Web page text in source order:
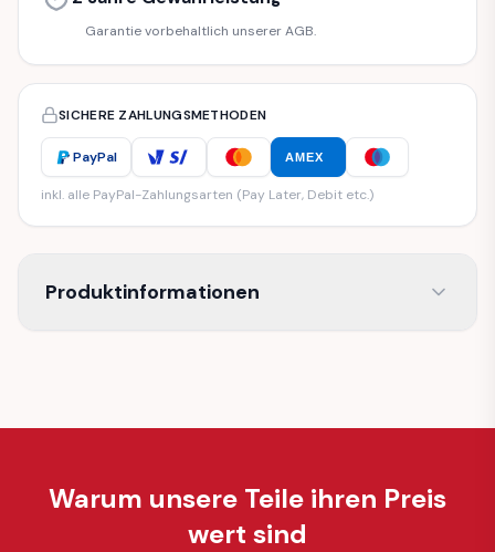
Garantie vorbehaltlich unserer AGB.
SICHERE ZAHLUNGSMETHODEN
PayPal AMEX
inkl. alle PayPal-Zahlungsarten (Pay Later, Debit etc.)
Produktinformationen
Warum unsere Teile ihren Preis
wert sind